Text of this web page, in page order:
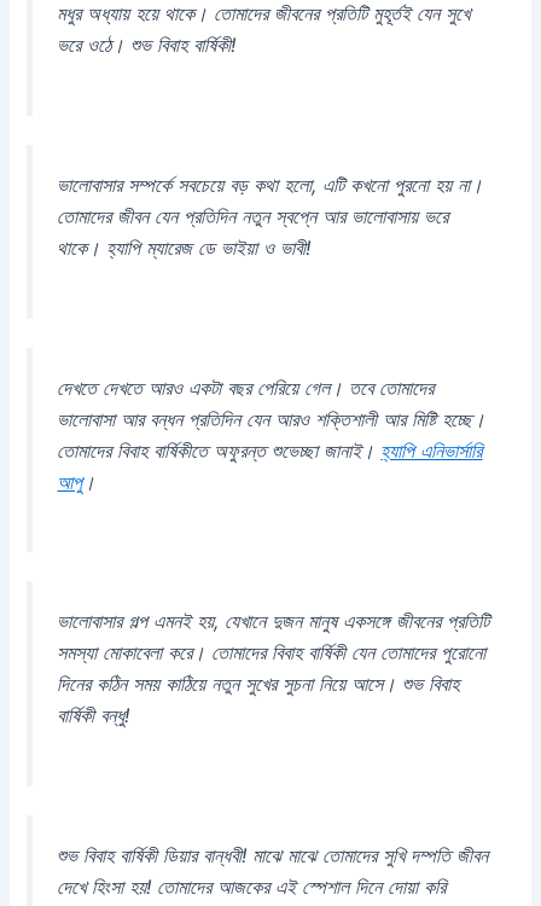
মধুর অধ্যায় হয়ে থাকে। তোমাদের জীবনের প্রতিটি মুহূর্তই যেন সুখে
ভরে ওঠে। শুভ বিবাহ বার্ষিকী!
ভালোবাসার সম্পর্কে সবচেয়ে বড় কথা হলো, এটি কখনো পুরনো হয় না।
তোমাদের জীবন যেন প্রতিদিন নতুন স্বপ্নে আর ভালোবাসায় ভরে
থাকে। হ্যাপি ম্যারেজ ডে ভাইয়া ও ভাবী!
দেখতে দেখতে আরও একটা বছর পেরিয়ে গেল। তবে তোমাদের
ভালোবাসা আর বন্ধন প্রতিদিন যেন আরও শক্তিশালী আর মিষ্টি হচ্ছে।
তোমাদের বিবাহ বার্ষিকীতে অফুরন্ত শুভেচ্ছা জানাই। হ্যাপি এনিভার্সারি
আপু।
ভালোবাসার গল্প এমনই হয়, যেখানে দুজন মানুষ একসঙ্গে জীবনের প্রতিটি
সমস্যা মোকাবেলা করে। তোমাদের বিবাহ বার্ষিকী যেন তোমাদের পুরোনো
দিনের কঠিন সময় কাঠিয়ে নতুন সুখের সুচনা নিয়ে আসে। শুভ বিবাহ
বার্ষিকী বন্ধু!
শুভ বিবাহ বার্ষিকী ডিয়ার বান্ধবী! মাঝে মাঝে তোমাদের সুখি দম্পতি জীবন
দেখে হিংসা হয়! তোমাদের আজকের এই স্পেশাল দিনে দোয়া করি